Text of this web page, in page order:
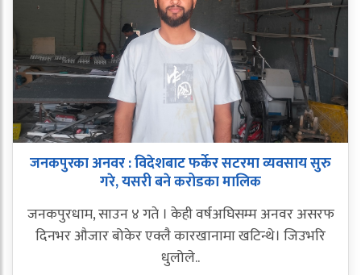
जनकपुरका अनवर : विदेशबाट फर्केर सटरमा व्यवसाय सुरु
गरे, यसरी बने करोडका मालिक
जनकपुरधाम, साउन ४ गते । केही वर्षअघिसम्म अनवर असरफ
दिनभर औजार बोकेर एक्लै कारखानामा खटिन्थे। जिउभरि
धुलोले..